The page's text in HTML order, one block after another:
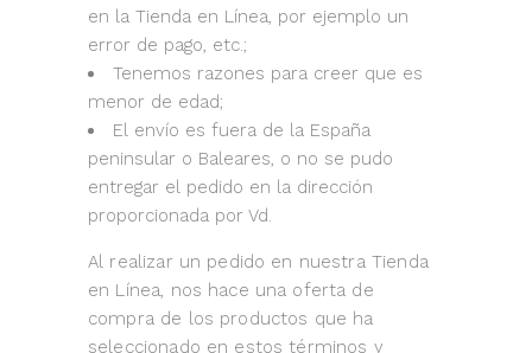
en la Tienda en Línea, por ejemplo un
error de pago, etc.;
Tenemos razones para creer que es
menor de edad;
El envío es fuera de la España
peninsular o Baleares, o no se pudo
entregar el pedido en la dirección
proporcionada por Vd.
Al realizar un pedido en nuestra Tienda
en Línea, nos hace una oferta de
compra de los productos que ha
seleccionado en estos términos y